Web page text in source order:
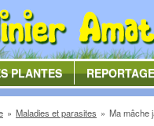
PLANTES
Maladies et parasites Ma mâche